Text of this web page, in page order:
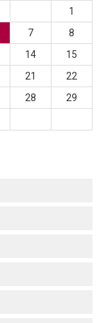
1
7
8
14
15
21
22
28
29